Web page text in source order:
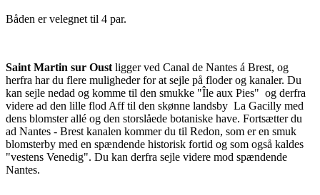
Båden er velegnet til 4 par.
Saint Martin sur Oustligger ved Canal de Nantes á Brest, og
herfra har du flere muligheder for at sejle på floder og kanaler. Du
kan sejle nedad og komme til den smukke "Île aux Pies" og derfra
videre ad den lille flod Aff til den skønne landsby La Gacilly med
dens blomster allé og den storslåede botaniske have. Fortsætter du
ad Nantes - Brest kanalen kommer du til Redon, som er en smuk
blomsterby med en spændende historisk fortid og som også kaldes
"vestens Venedig". Du kan derfra sejle videre mod spændende
Nantes.